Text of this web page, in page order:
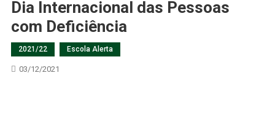
Dia Internacional das Pessoas
com Deficiência
2021/22 Escola Alerta
03/12/2021